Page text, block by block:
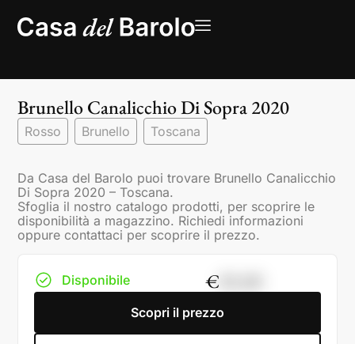
Brunello Canalicchio Di Sopra 2020
Rosso Brunello Toscana
Da Casa del Barolo puoi trovare Brunello Canalicchio
Di Sopra 2020 – Toscana.
Sfoglia il nostro catalogo prodotti, per scoprire le
disponibilità a magazzino. Richiedi informazioni
oppure contattaci per scoprire il prezzo.
Disponibile €
Scopri il prezzo